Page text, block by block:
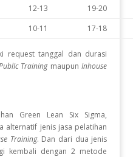
12-13
19-20
10-11 17-18
request tanggal dan durasi
TrainingmaupunInhouse
Green Lean Six Sigma,
alternatif jenis jasa pelatihan
Training. Dan dari dua jenis
kembali dengan 2 metode